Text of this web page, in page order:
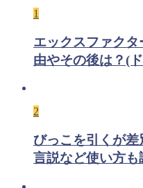
1
エックスファク
由やその後は？(
2
びっこを引くが
言説など使い方も